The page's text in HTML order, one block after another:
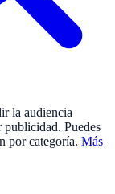
la audiencia
Puedes
por categoría. Más